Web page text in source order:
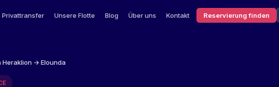
Privattransfer Unsere Flotte Blog Über uns Kontakt Reservierung finden
Heraklion → Elounda